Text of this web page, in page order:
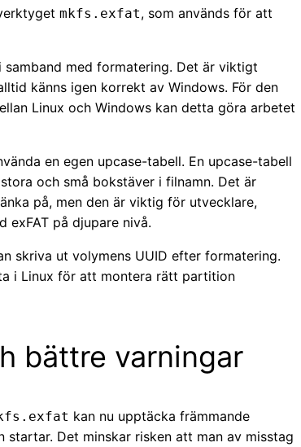
mkfs.exfat, som används för att
med formatering. Det är viktigt
känns igen korrekt av Windows. För den
Linux och Windows kan detta göra arbetet
en egen upcase-tabell. En upcase-tabell
och små bokstäver i filnamn. Det är
på, men den är viktig för utvecklare,
exFAT på djupare nivå.
skriva ut volymens UUID efter formatering.
i Linux för att montera rätt partition
bättre varningar
kan nu upptäcka främmande
Det minskar risken att man av misstag